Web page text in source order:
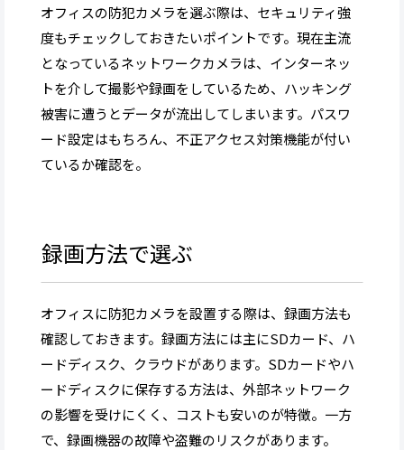
オフィスの防犯カメラを選ぶ際は、セキュリティ強
度もチェックしておきたいポイントです。現在主流
となっているネットワークカメラは、インターネッ
トを介して撮影や録画をしているため、ハッキング
被害に遭うとデータが流出してしまいます。パスワ
ード設定はもちろん、不正アクセス対策機能が付い
ているか確認を。
録画方法で選ぶ
オフィスに防犯カメラを設置する際は、録画方法も
確認しておきます。録画方法には主にSDカード、ハ
ードディスク、クラウドがあります。SDカードやハ
ードディスクに保存する方法は、外部ネットワーク
の影響を受けにくく、コストも安いのが特徴。一方
で、録画機器の故障や盗難のリスクがあります。